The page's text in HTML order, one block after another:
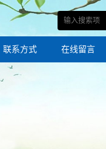
联系方式 在线留言